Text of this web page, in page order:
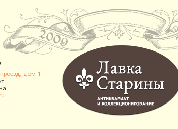
дом 1